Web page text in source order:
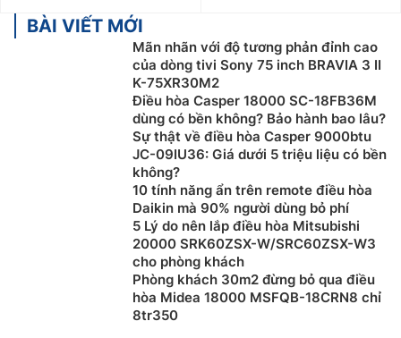
BÀI VIẾT MỚI
Mãn nhãn với độ tương phản đỉnh cao
của dòng tivi Sony 75 inch BRAVIA 3 II
K-75XR30M2
Điều hòa Casper 18000 SC-18FB36M
dùng có bền không? Bảo hành bao lâu?
Sự thật về điều hòa Casper 9000btu
JC-09IU36: Giá dưới 5 triệu liệu có bền
không?
10 tính năng ẩn trên remote điều hòa
Daikin mà 90% người dùng bỏ phí
5 Lý do nên lắp điều hòa Mitsubishi
20000 SRK60ZSX-W/SRC60ZSX-W3
cho phòng khách
Phòng khách 30m2 đừng bỏ qua điều
hòa Midea 18000 MSFQB-18CRN8 chỉ
8tr350